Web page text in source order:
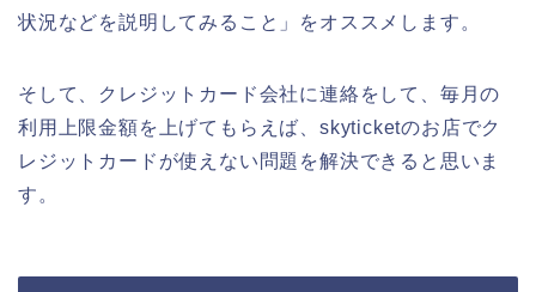
状況などを説明してみること」をオススメします。
そして、クレジットカード会社に連絡をして、毎月の
利用上限金額を上げてもらえば、skyticketのお店でク
レジットカードが使えない問題を解決できると思いま
す。